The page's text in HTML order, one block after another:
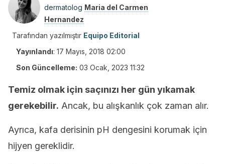
dermatolog Maria del Carmen
Hernandez
Tarafından yazılmıştır Equipo Editorial
Yayınlandı: 17 Mayıs, 2018 02:00
Son Güncelleme: 03 Ocak, 2023 11:32
Temiz olmak için saçınızı her gün yıkamak
gerekebilir. Ancak, bu alışkanlık çok zaman alır.
Ayrıca, kafa derisinin pH dengesini korumak için
hijyen gereklidir.